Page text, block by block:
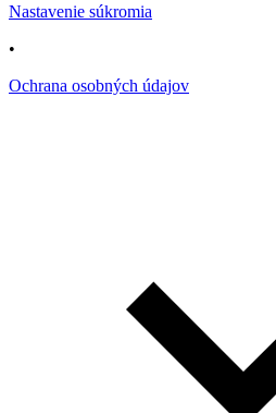
Nastavenie súkromia
•
Ochrana osobných údajov